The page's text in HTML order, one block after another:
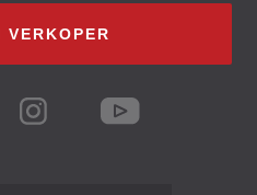
VERKOPER